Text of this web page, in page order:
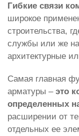
Гибкие связи
широкое
строительства,
службы или же
архитектурные
Самая главная
арматуры – это
определенных
расширении от
отдельных ее